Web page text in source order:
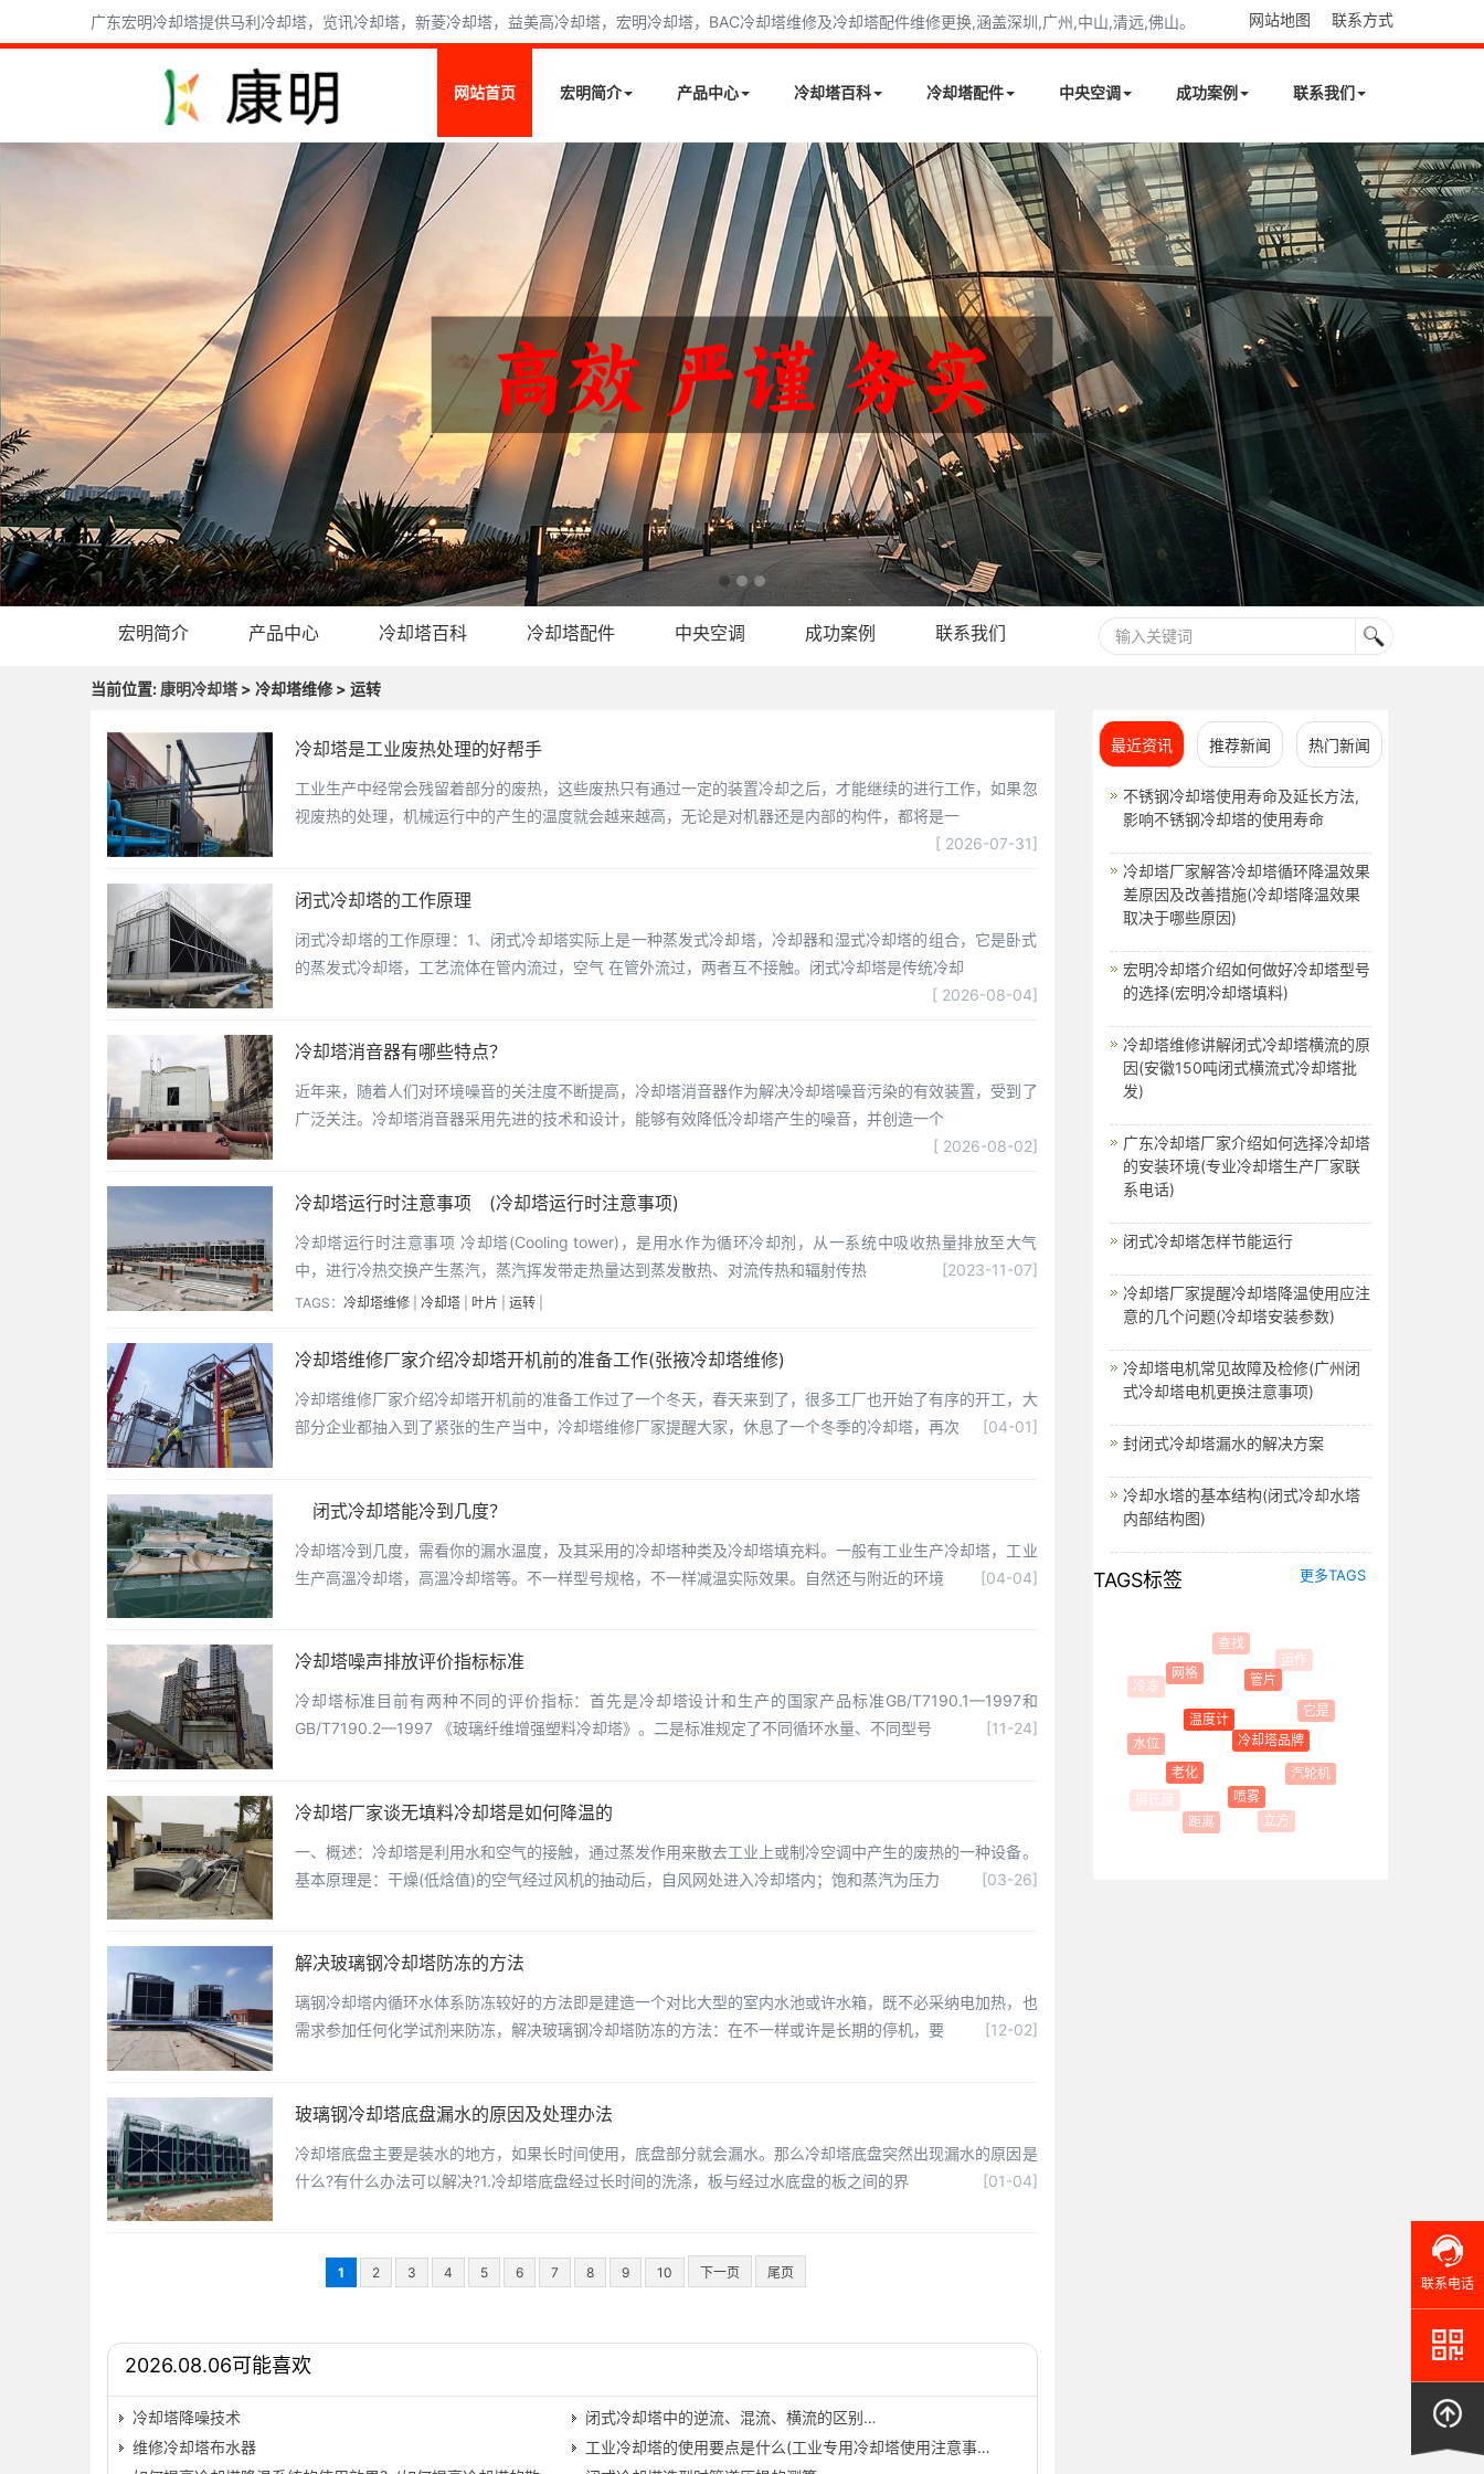
广东宏明冷却塔提供马利冷却塔，览讯冷却塔，新菱冷却塔，益美高冷却塔，宏明冷却塔，BAC冷却塔维修及冷却塔配件维修更换,涵盖深圳,广州,中山,清远,佛山。 网站地图 联系方式
网站首页 宏明简介 产品中心 冷却塔百科 冷却塔配件 中央空调 成功案例 联系我们
宏明简介 产品中心 冷却塔百科 冷却塔配件 中央空调 成功案例 联系我们
当前位置: 康明冷却塔> 冷却塔维修 > 运转
冷却塔是工业废热处理的好帮手
工业生产中经常会残留着部分的废热，这些废热只有通过一定的装置冷却之后，才能继续的进行工作，如果忽
视废热的处理，机械运行中的产生的温度就会越来越高，无论是对机器还是内部的构件，都将是一
[ 2026-07-31]
闭式冷却塔的工作原理
闭式冷却塔的工作原理：1、闭式冷却塔实际上是一种蒸发式冷却塔，冷却器和湿式冷却塔的组合，它是卧式
的蒸发式冷却塔，工艺流体在管内流过，空气 在管外流过，两者互不接触。闭式冷却塔是传统冷却
[ 2026-08-04]
冷却塔消音器有哪些特点？
近年来，随着人们对环境噪音的关注度不断提高，冷却塔消音器作为解决冷却塔噪音污染的有效装置，受到了
广泛关注。冷却塔消音器采用先进的技术和设计，能够有效降低冷却塔产生的噪音，并创造一个
[ 2026-08-02]
冷却塔运行时注意事项 (冷却塔运行时注意事项)
冷却塔运行时注意事项 冷却塔(Cooling tower)，是用水作为循环冷却剂，从一系统中吸收热量排放至大气
中，进行冷热交换产生蒸汽，蒸汽挥发带走热量达到蒸发散热、对流传热和辐射传热
[2023-11-07]
TAGS： 冷却塔维修 冷却塔 叶片 运转
冷却塔维修厂家介绍冷却塔开机前的准备工作(张掖冷却塔维修)
冷却塔维修厂家介绍冷却塔开机前的准备工作过了一个冬天，春天来到了，很多工厂也开始了有序的开工，大
部分企业都抽入到了紧张的生产当中，冷却塔维修厂家提醒大家，休息了一个冬季的冷却塔，再次
[04-01]
闭式冷却塔能冷到几度？
冷却塔冷到几度，需看你的漏水温度，及其采用的冷却塔种类及冷却塔填充料。一般有工业生产冷却塔，工业
生产高溫冷却塔，高溫冷却塔等。不一样型号规格，不一样减温实际效果。自然还与附近的环境
[04-04]
冷却塔噪声排放评价指标标准
冷却塔标准目前有两种不同的评价指标：首先是冷却塔设计和生产的国家产品标准GB/T7190.1—1997和
GB/T7190.2—1997 《玻璃纤维增强塑料冷却塔》。二是标准规定了不同循环水量、不同型号
[11-24]
冷却塔厂家谈无填料冷却塔是如何降温的
一、概述：冷却塔是利用水和空气的接触，通过蒸发作用来散去工业上或制冷空调中产生的废热的一种设备。
基本原理是：干燥(低焓值)的空气经过风机的抽动后，自风网处进入冷却塔内；饱和蒸汽为压力
[03-26]
解决玻璃钢冷却塔防冻的方法
璃钢冷却塔内循环水体系防冻较好的方法即是建造一个对比大型的室内水池或许水箱，既不必采纳电加热，也
需求参加任何化学试剂来防冻，解决玻璃钢冷却塔防冻的方法：在不一样或许是长期的停机，要
[12-02]
玻璃钢冷却塔底盘漏水的原因及处理办法
冷却塔底盘主要是装水的地方，如果长时间使用，底盘部分就会漏水。那么冷却塔底盘突然出现漏水的原因是
什么?有什么办法可以解决?1.冷却塔底盘经过长时间的洗涤，板与经过水底盘的板之间的界
[01-04]
1 2 3 4 5 6 7 8 9 10 下一页 尾页
2026.08.06可能喜欢
冷却塔降噪技术
闭式冷却塔中的逆流、混流、横流的区别…
维修冷却塔布水器
工业冷却塔的使用要点是什么(工业专用冷却塔使用注意事…
最近资讯 推荐新闻 热门新闻
不锈钢冷却塔使用寿命及延长方法,
影响不锈钢冷却塔的使用寿命
冷却塔厂家解答冷却塔循环降温效果
差原因及改善措施(冷却塔降温效果
取决于哪些原因)
宏明冷却塔介绍如何做好冷却塔型号
的选择(宏明冷却塔填料)
冷却塔维修讲解闭式冷却塔横流的原
因(安徽150吨闭式横流式冷却塔批
发)
广东冷却塔厂家介绍如何选择冷却塔
的安装环境(专业冷却塔生产厂家联
系电话)
闭式冷却塔怎样节能运行
冷却塔厂家提醒冷却塔降温使用应注
意的几个问题(冷却塔安装参数)
冷却塔电机常见故障及检修(广州闭
式冷却塔电机更换注意事项)
封闭式冷却塔漏水的解决方案
冷却水塔的基本结构(闭式冷却水塔
内部结构图)
TAGS标签 更多TAGS
水位
老化
温度计
网格
距离
喷雾
冷却塔品牌
管片
查找
立方
汽轮机
它是
运作
订单
联系电话